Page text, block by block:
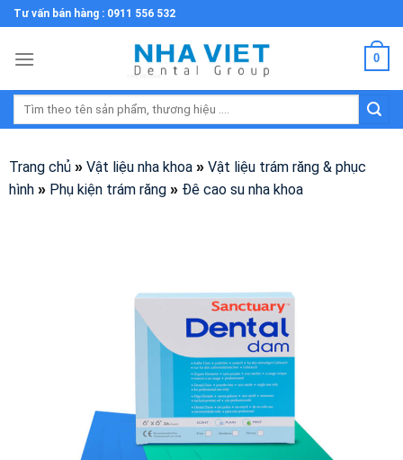
Skip
to
content
Tư vấn bán hàng : 0911 556 532
0
Tìm
Trang chủ» Vật liệu nha khoa» Vật liệu trám răng & phục
hình» Phụ kiện trám răng» Đê cao su nha khoa